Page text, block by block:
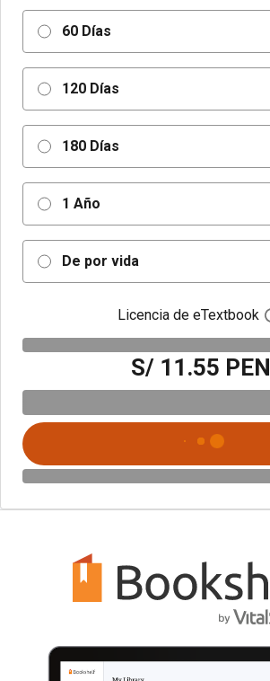
60 Días
120 Días
180 Días
1 Año
De por vida
Licencia de eTextbook
S/ 11.55 PEN